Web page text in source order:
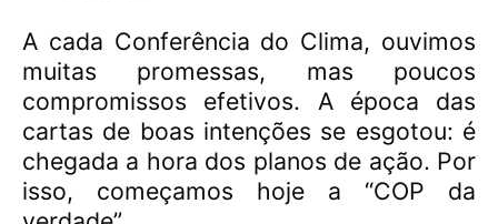
A cada Conferência do Clima, ouvimos
muitas promessas, mas poucos
compromissos efetivos. A época das
cartas de boas intenções se esgotou: é
chegada a hora dos planos de ação. Por
isso, começamos hoje a “COP da